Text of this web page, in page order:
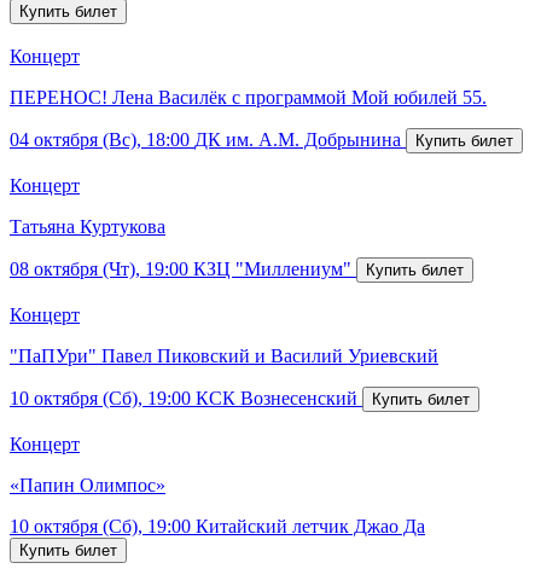
Концерт
ПЕРЕНОС! Лена Василёк с программой Мой юбилей 55.
04 октября (Вс), 18:00 ДК им. А.М. Добрынина
Концерт
Татьяна Куртукова
08 октября (Чт), 19:00 КЗЦ "Миллениум"
Концерт
"ПаПУри" Павел Пиковский и Василий Уриевский
10 октября (Сб), 19:00 КСК Вознесенский
Концерт
«Папин Олимпос»
10 октября (Сб), 19:00 Китайский летчик Джао Да